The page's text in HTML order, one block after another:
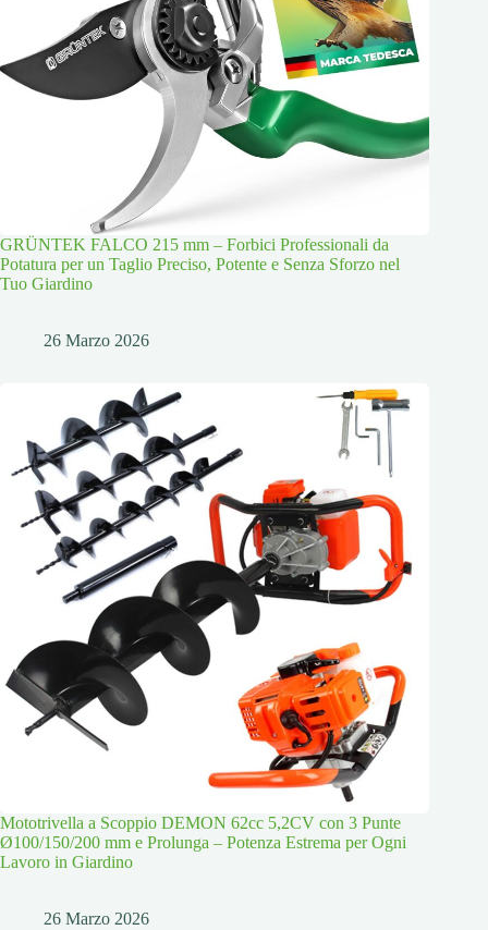
GRÜNTEK FALCO 215 mm – Forbici Professionali da
Potatura per un Taglio Preciso, Potente e Senza Sforzo nel
Tuo Giardino
26 Marzo 2026
Mototrivella a Scoppio DEMON 62cc 5,2CV con 3 Punte
Ø100/150/200 mm e Prolunga – Potenza Estrema per Ogni
Lavoro in Giardino
26 Marzo 2026